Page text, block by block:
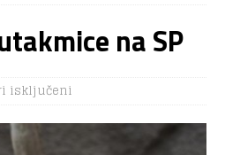
na SP
isključeni